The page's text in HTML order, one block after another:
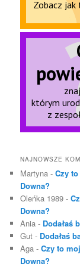
NAJNOWSZE
Martyna -Czy
Downa?
Oleńka 1989 -
Downa?
Ania - Dodałaś
Gut - Dodałaś
Aga -Czy to
Downa?